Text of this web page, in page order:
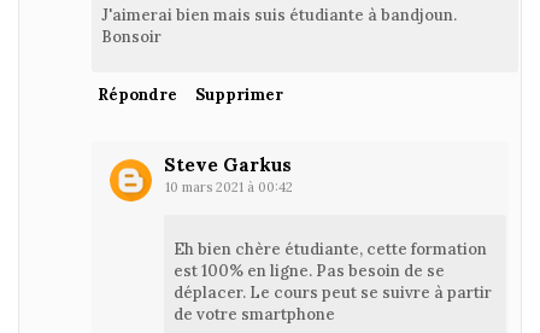
J'aimerai bien mais suis étudiante à bandjoun.
Bonsoir
Répondre Supprimer
Steve Garkus
10 mars 2021 à 00:42
Eh bien chère étudiante, cette formation
est 100% en ligne. Pas besoin de se
déplacer. Le cours peut se suivre à partir
de votre smartphone